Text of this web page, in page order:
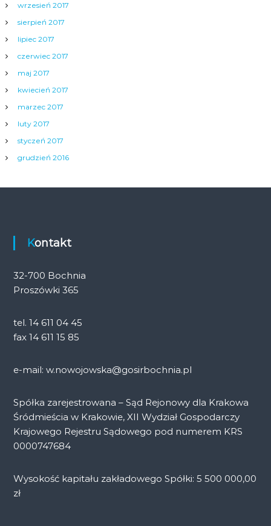
wrzesień 2017
sierpień 2017
lipiec 2017
czerwiec 2017
maj 2017
kwiecień 2017
marzec 2017
luty 2017
styczeń 2017
grudzień 2016
Kontakt
32-700 Bochnia
Proszówki 365
tel. 14 611 04 45
fax 14 611 15 85
e-mail: w.nowojowska@gosirbochnia.pl
Spółka zarejestrowana – Sąd Rejonowy dla Krakowa
Śródmieścia w Krakowie, XII Wydział Gospodarczy
Krajowego Rejestru Sądowego pod numerem KRS
0000747684
Wysokość kapitału zakładowego Spółki: 5 500 000,00
zł